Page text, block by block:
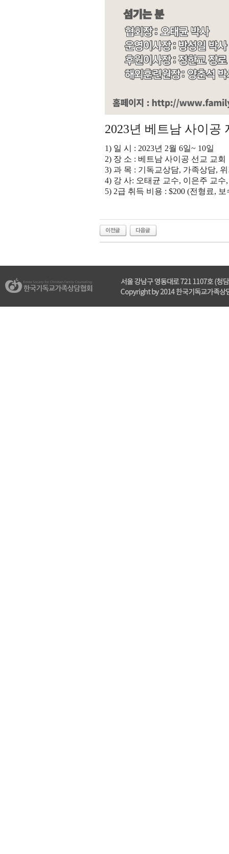
2023년 베트남 사이공
1) 일 시 : 2023년 2월 6일~ 10일
2) 장 소 : 베트남 사이공 선교 교회
3) 과 목 : 기독교상담, 가족상담,
4) 강 사: 오태균 교수, 이은주 교수
5) 2급 취득 비용 : $200 (전형료,